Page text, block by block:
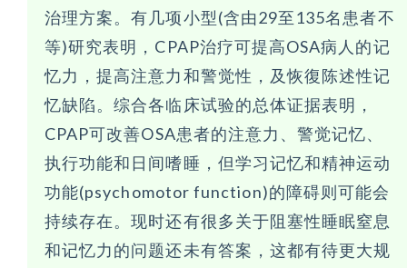
治理方案。有几项小型(含由29至135名患者不
等)研究表明，CPAP治疗可提高OSA病人的记
忆力，提高注意力和警觉性，及恢復陈述性记
忆缺陷。综合各临床试验的总体证据表明，
CPAP可改善OSA患者的注意力、警觉记忆、
执行功能和日间嗜睡，但学习记忆和精神运动
功能(psychomotor function)的障碍则可能会
持续存在。现时还有很多关于阻塞性睡眠窒息
和记忆力的问题还未有答案，这都有待更大规